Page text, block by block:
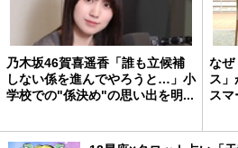
乃木坂46賀喜遥香「誰も立候補
しない係を進んでやろうと…」小
学校での"係決め"の思い出を明...
なぜ
ス」
スマ